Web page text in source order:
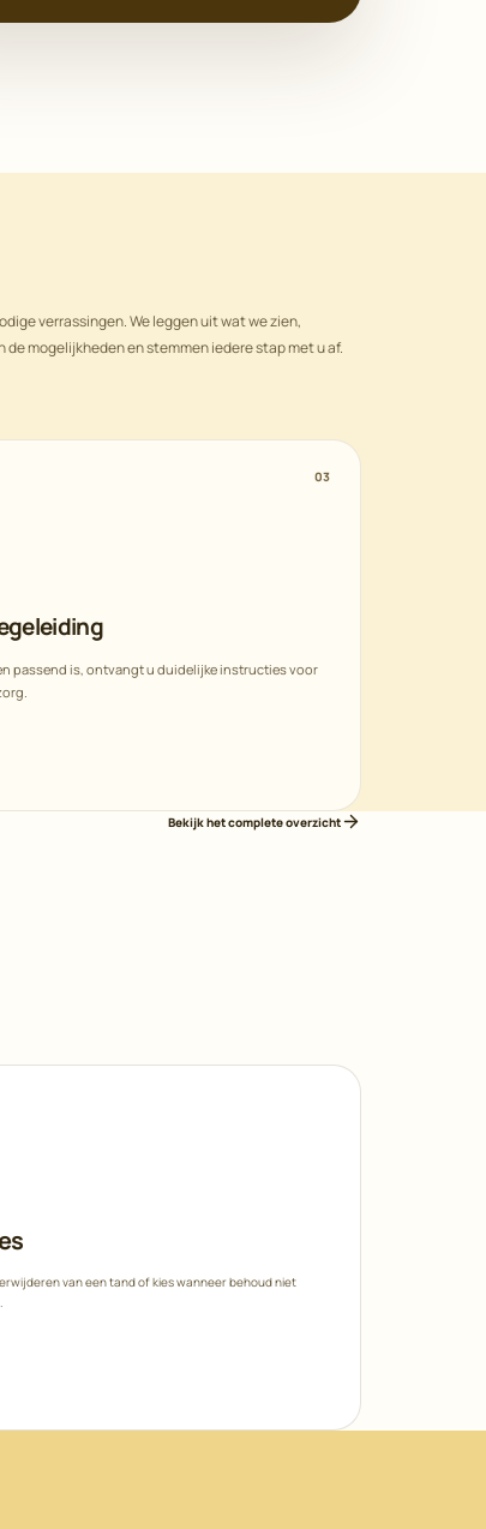
verrassingen. We leggen uit wat we zien,
de mogelijkheden en stemmen iedere stap met u af.
03
passend is, ontvangt u duidelijke instructies voor
Bekijk het complete overzicht
van een tand of kies wanneer behoud niet